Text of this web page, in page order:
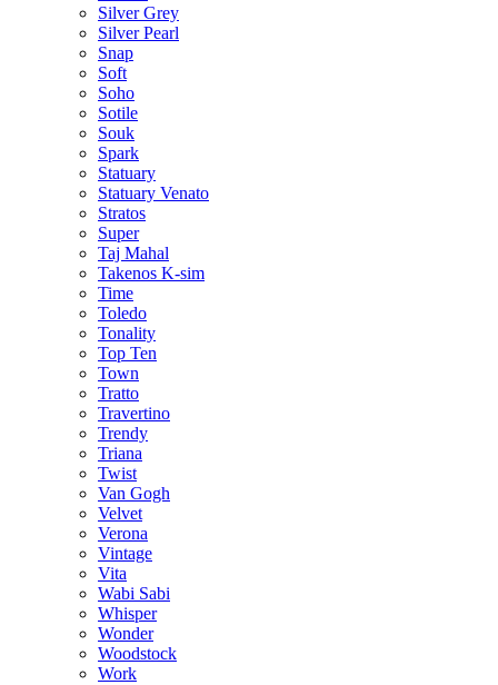
Silver Grey
Silver Pearl
Snap
Soft
Soho
Sotile
Souk
Spark
Statuary
Statuary Venato
Stratos
Super
Taj Mahal
Takenos K-sim
Time
Toledo
Tonality
Top Ten
Town
Tratto
Travertino
Trendy
Triana
Twist
Van Gogh
Velvet
Verona
Vintage
Vita
Wabi Sabi
Whisper
Wonder
Woodstock
Work